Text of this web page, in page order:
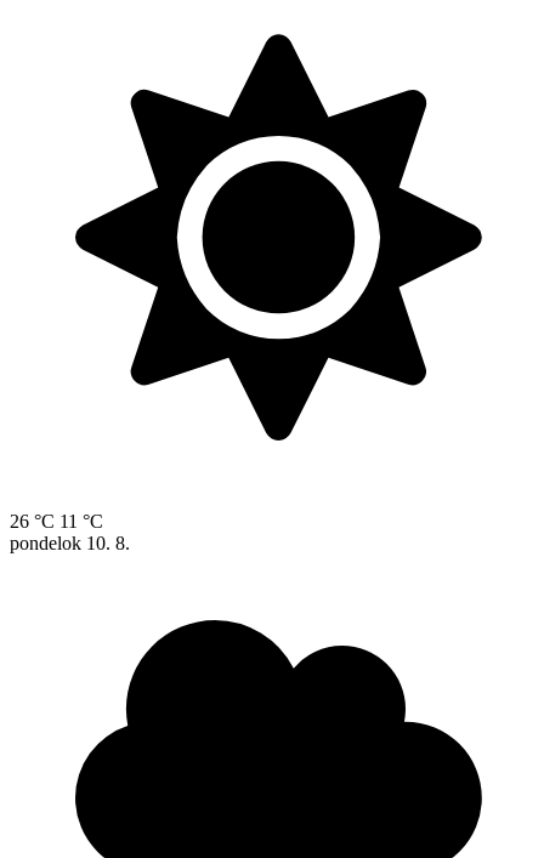
26 °C 11 °C
pondelok 10. 8.